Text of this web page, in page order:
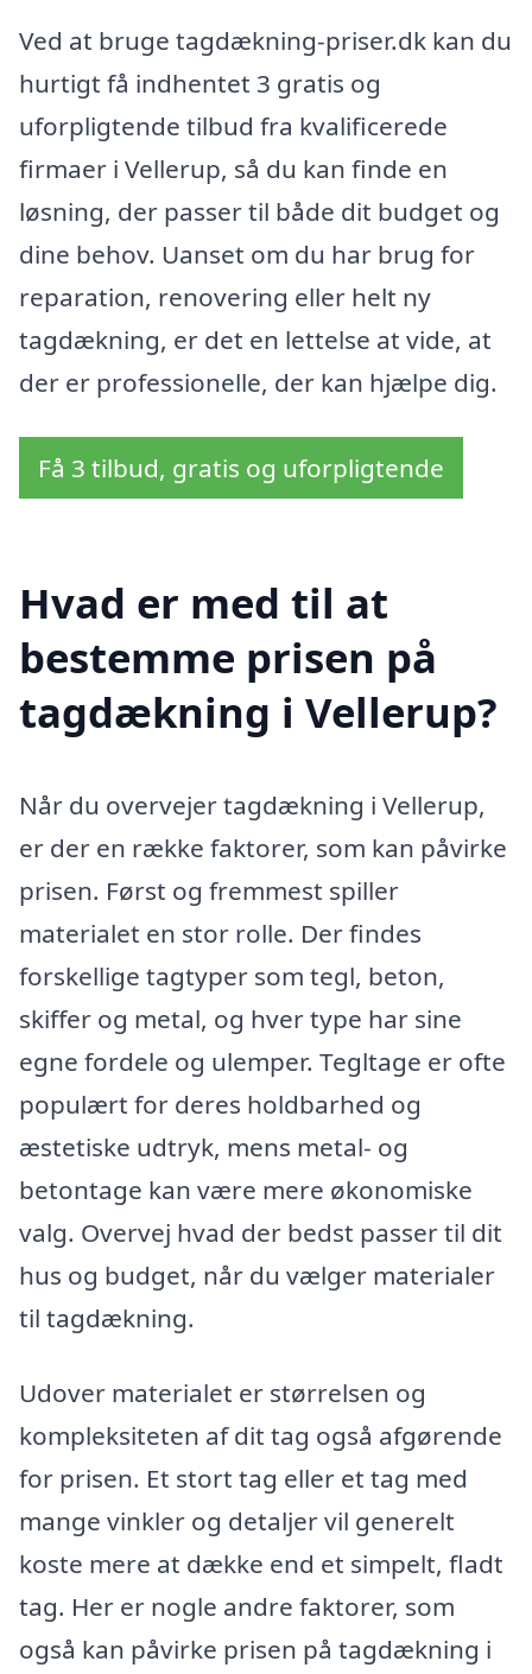
Ved at bruge tagdækning-priser.dk kan du
hurtigt få indhentet 3 gratis og
uforpligtende tilbud fra kvalificerede
firmaer i Vellerup, så du kan finde en
løsning, der passer til både dit budget og
dine behov. Uanset om du har brug for
reparation, renovering eller helt ny
tagdækning, er det en lettelse at vide, at
der er professionelle, der kan hjælpe dig.
Få 3 tilbud, gratis og uforpligtende
Hvad er med til at
bestemme prisen på
tagdækning i Vellerup?
Når du overvejer tagdækning i Vellerup,
er der en række faktorer, som kan påvirke
prisen. Først og fremmest spiller
materialet en stor rolle. Der findes
forskellige tagtyper som tegl, beton,
skiffer og metal, og hver type har sine
egne fordele og ulemper. Tegltage er ofte
populært for deres holdbarhed og
æstetiske udtryk, mens metal- og
betontage kan være mere økonomiske
valg. Overvej hvad der bedst passer til dit
hus og budget, når du vælger materialer
til tagdækning.
Udover materialet er størrelsen og
kompleksiteten af dit tag også afgørende
for prisen. Et stort tag eller et tag med
mange vinkler og detaljer vil generelt
koste mere at dække end et simpelt, fladt
tag. Her er nogle andre faktorer, som
også kan påvirke prisen på tagdækning i